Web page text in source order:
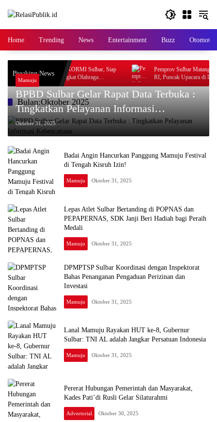
Home Trending News Entertainment Buzz Otomotif
Breaking News
Calon Ketua KORMI Sulbar, Siap
Baru dan Angkat Olahraga
Pemprov Sulbar Matangkan
RI, Puncak Upacara di Lapangan
Bulan:Oktober 2025
Mamuju
BPBD Sulbar Gelar Rapat Data Terbuka :
Tingkatkan Pelayanan Informasi
Kebencanaan
Oktober 31, 2025
Badai Angin Hancurkan Panggung Mamuju Festival
di Tengah Kisruh Izin!
Mamuju Oktober 31, 2025
Lepas Atlet Sulbar Bertanding di POPNAS dan
PEPAPERNAS, SDK Janji Beri Hadiah bagi Peraih
Medali
Mamuju Oktober 31, 2025
DPMPTSP Sulbar Koordinasi dengan Inspektorat
Bahas Penanganan Pengaduan Perizinan dan
Investasi
Mamuju Oktober 31, 2025
Lanal Mamuju Rayakan HUT ke-8, Gubernur
Sulbar: TNI AL adalah Jangkar Persatuan Indonesia
Mamuju Oktober 31, 2025
Pererat Hubungan Pemerintah dan Masyarakat,
Kades Pati’di Rusli Gelar Silaturahmi
Advertorial Oktober 30, 2025